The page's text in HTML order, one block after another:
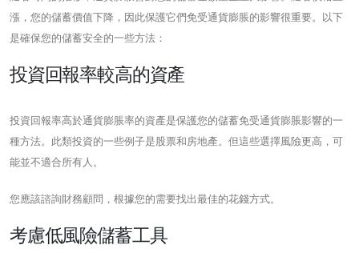
漲，您的儲蓄價值下降，因此保護它們免受通貨膨脹的影響很重要。以下
是確保您的儲蓄安全的一些方法：
投資回報率較高的資產
投資回報率高於通貨膨脹率的資產是保護您的儲蓄免受通貨膨脹影響的一
種方法。此類投資的一些例子是股票和房地產。但這些選擇風險更高，可
能並不適合所有人。
您應該諮詢財務顧問，根據您的需要找出最佳的花錢方式。
考慮低風險儲蓄工具